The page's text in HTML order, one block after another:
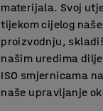
materijala. Svoj
tijekom cijelog
proizvodnju,
našim uredima
ISO smjernicama
naše upravljanje